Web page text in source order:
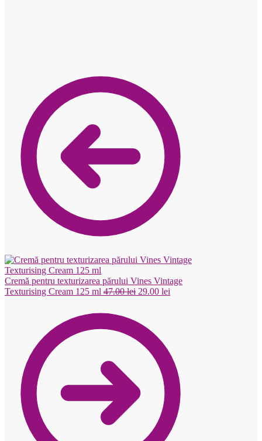
Cremă pentru texturizarea părului Vines Vintage
Texturising Cream 125 ml 47.00lei Prețul
fost:
47.00 lei.
29.00 lei